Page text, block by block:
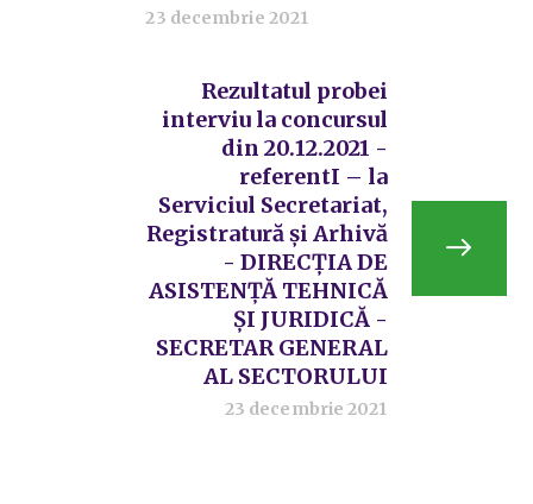
23 decembrie 2021
Rezultatul probei
interviu la concursul
din 20.12.2021 -
referentI – la
Serviciul Secretariat,
Registratură și Arhivă
- DIRECȚIA DE
ASISTENȚĂ TEHNICĂ
ȘI JURIDICĂ -
SECRETAR GENERAL
AL SECTORULUI
23 decembrie 2021